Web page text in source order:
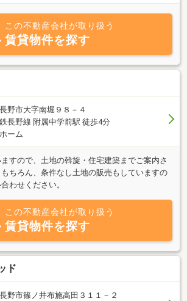
この不動産会社が取り扱う
賃貸物件を探す
野市大字南堀９８－４
長野線 附属中学前駅 徒歩4分
ーム
すので、土地の斡旋・住宅建築までご案内さ
ちろん、条件なし土地の販売もしていますの
わせください。
この不動産会社が取り扱う
賃貸物件を探す
ド
野市篠ノ井布施高田３１１－２